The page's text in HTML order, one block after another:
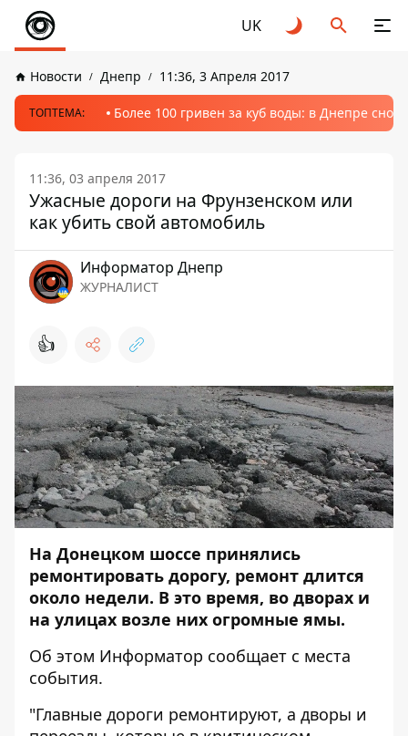
UK
Новости Днепр 11:36, 3 Апреля 2017
ТОПТЕМА: Более 100 гривен за куб воды: в Днепре
11:36, 03 апреля 2017
Ужасные дороги на Фрунзенском или
как убить свой автомобиль
Информатор Днепр
ЖУРНАЛИСТ
👍
На Донецком шоссе принялись
ремонтировать дорогу, ремонт длится
около недели. В это время, во дворах и
на улицах возле них огромные ямы.
Об этом Информатор сообщает с места
события.
"Главные дороги ремонтируют, а дворы и